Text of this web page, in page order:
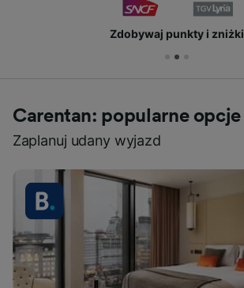
Zdobywaj punkty i zniżki
Carentan: popularne opcje
Zaplanuj udany wyjazd